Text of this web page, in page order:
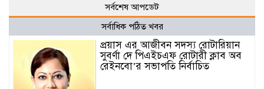
সর্বশেষ আপডেট
সর্বাধিক পঠিত খবর
প্রয়াস এর আজীবন সদস্য রোটারিয়ান
সুবর্ণা দে পিএইচএফ রোটারী ক্লাব অব
রেইনবো’র সভাপতি নির্বাচিত